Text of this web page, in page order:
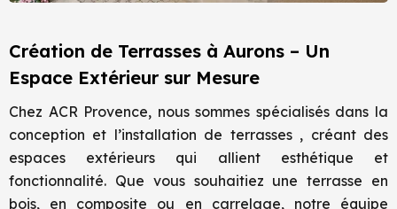
Création de Terrasses à Aurons – Un
Espace Extérieur sur Mesure
Chez ACR Provence, nous sommes spécialisés dans la
conception et l’installation de terrasses , créant des
espaces extérieurs qui allient esthétique et
fonctionnalité. Que vous souhaitiez une terrasse en
bois, en composite ou en carrelage, notre équipe